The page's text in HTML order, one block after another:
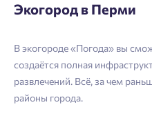
Отчество
Телефон
Экогород в Перми
В экогороде «Погода» вы
создаётся полная
развлечений. Всё, за чем
районы города.
Согласен на обработку
Согласен получать
телефона, кликнув на
подтверждения.
Ростов-на-Дону
Владивосток
Астрахань